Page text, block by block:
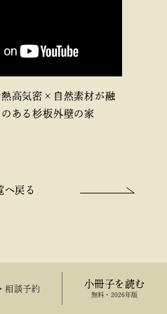
予約 小冊子を読む
無料・2026年版
熱高気密×自然素材が融
ある杉板外壁の家
へ戻る